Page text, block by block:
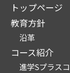
トップページ
教育方針
沿革
コース紹介
進学Sプラス